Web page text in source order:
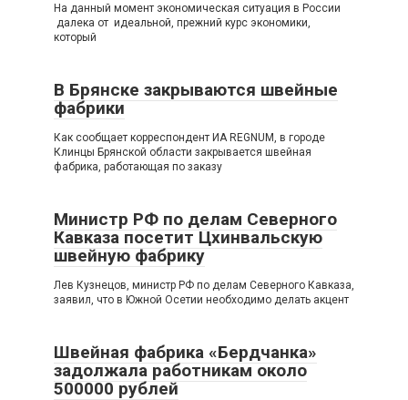
На данный момент экономическая ситуация в России
далека от идеальной, прежний курс экономики,
который
В Брянске закрываются швейные
фабрики
Как сообщает корреспондент ИА REGNUM, в городе
Клинцы Брянской области закрывается швейная
фабрика, работающая по заказу
Министр РФ по делам Северного
Кавказа посетит Цхинвальскую
швейную фабрику
Лев Кузнецов, министр РФ по делам Северного Кавказа,
заявил, что в Южной Осетии необходимо делать акцент
Швейная фабрика «Бердчанка»
задолжала работникам около
500000 рублей